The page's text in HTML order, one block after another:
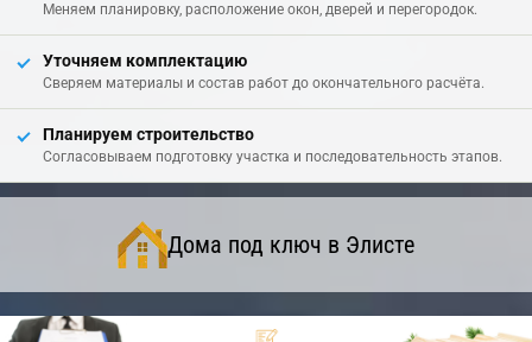
Меняем планировку, расположение окон, дверей и перегородок.
Уточняем комплектацию
Сверяем материалы и состав работ до окончательного расчёта.
Планируем строительство
Согласовываем подготовку участка и последовательность этапов.
Дома под ключ в Элисте